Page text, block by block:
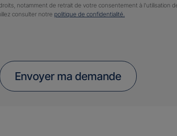
notamment de retrait de votre consentement à l'utilisation
consulter notre politique de confidentialité.
Envoyer ma demande